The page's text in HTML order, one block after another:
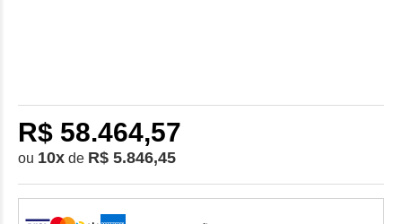
R$ 58.464,57
ou 10x de R$ 5.846,45